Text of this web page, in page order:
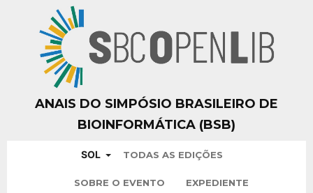
ANAIS DO SIMPÓSIO BRASILEIRO DE
BIOINFORMÁTICA (BSB)
SOL TODAS AS EDIÇÕES
SOBRE O EVENTO EXPEDIENTE